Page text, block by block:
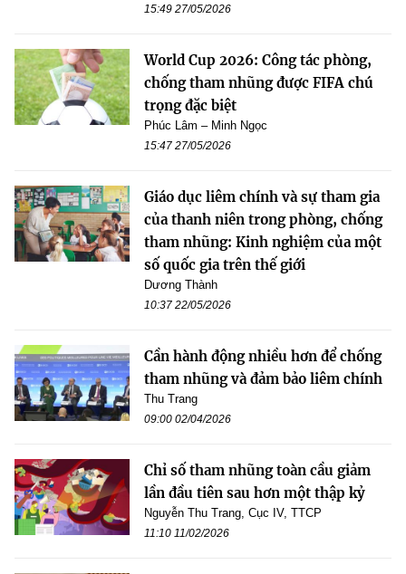
15:49 27/05/2026
World Cup 2026: Công tác phòng,
chống tham nhũng được FIFA chú
trọng đặc biệt
Phúc Lâm – Minh Ngọc
15:47 27/05/2026
Giáo dục liêm chính và sự tham gia
của thanh niên trong phòng, chống
tham nhũng: Kinh nghiệm của một
số quốc gia trên thế giới
Dương Thành
10:37 22/05/2026
Cần hành động nhiều hơn để chống
tham nhũng và đảm bảo liêm chính
Thu Trang
09:00 02/04/2026
Chỉ số tham nhũng toàn cầu giảm
lần đầu tiên sau hơn một thập kỷ
Nguyễn Thu Trang, Cục IV, TTCP
11:10 11/02/2026